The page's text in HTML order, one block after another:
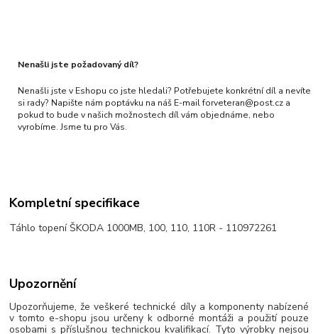
Nenašli jste požadovaný díl?
Nenašli jste v Eshopu co jste hledali? Potřebujete konkrétní díl a nevíte
si rady? Napište nám poptávku na náš E-mail forveteran@post.cz a
pokud to bude v našich možnostech díl vám objednáme, nebo
vyrobíme. Jsme tu pro Vás.
Kompletní specifikace
Táhlo topení ŠKODA 1000MB, 100, 110, 110R - 110972261
Upozornění
Upozorňujeme, že veškeré technické díly a komponenty nabízené
v tomto e-shopu jsou určeny k odborné montáži a použití pouze
osobami s příslušnou technickou kvalifikací. Tyto výrobky nejsou